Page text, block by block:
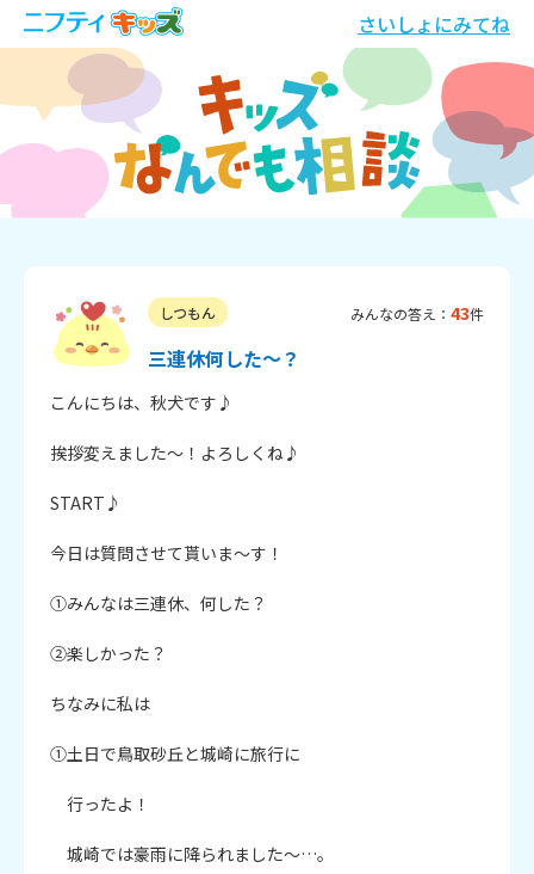
さいしょにみてね
しつもん みんなの答え： 43件
三連休何した～？
こんにちは、秋犬です♪
挨拶変えました～！よろしくね♪
START♪
今日は質問させて貰いま～す！
①みんなは三連休、何した？
②楽しかった？
ちなみに私は
①土日で鳥取砂丘と城崎に旅行に
行ったよ！
城崎では豪雨に降られました～…。